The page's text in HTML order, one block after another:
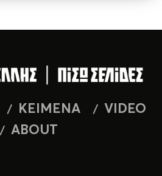
ΚΕΙΜΕΝΑ
VIDEO
ABOUT